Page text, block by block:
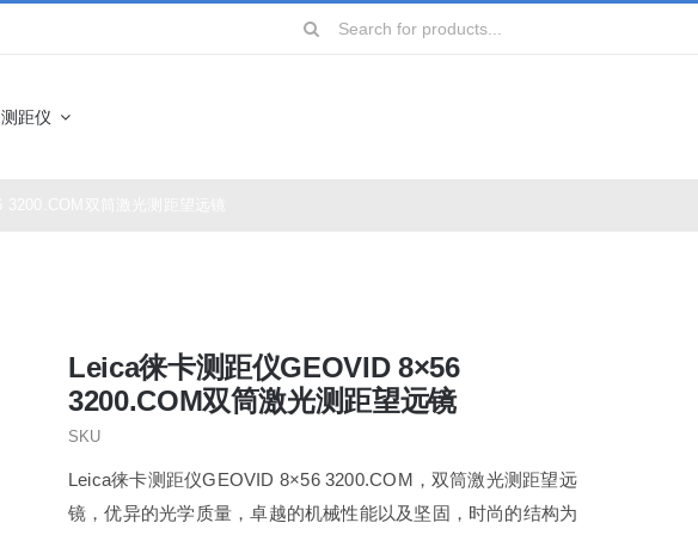
Search
徕卡望远镜
科娃望远镜
测距仪
Leica徕卡测距仪GEOVID 8×56
3200.COM双筒激光测距望远镜
SKU
Leica徕卡测距仪GEOVID 8×56 3200.COM，双筒激光测距望远
镜，优异的光学质量，卓越的机械性能以及坚固，时尚的结构为